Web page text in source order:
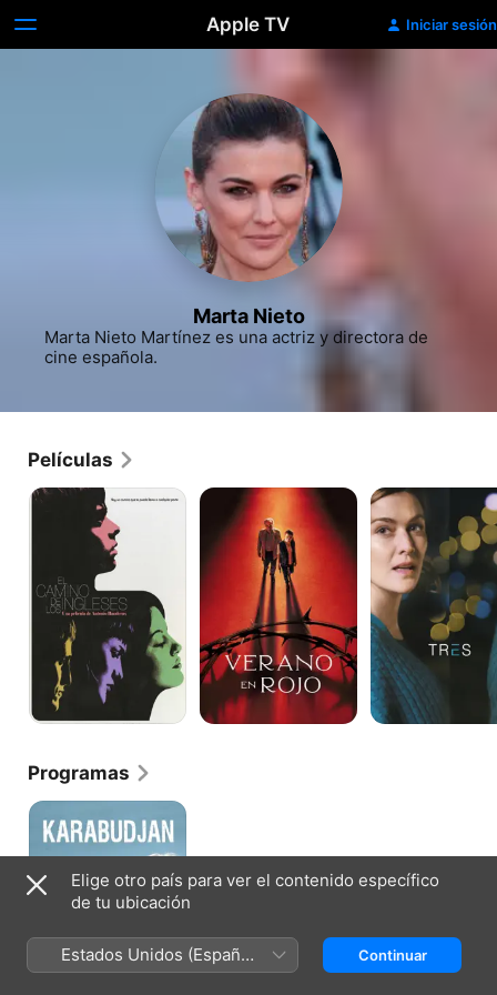
Apple TV Iniciar sesión
Marta Nieto
Marta Nieto Martínez es una actriz y directora de
cine española.
Películas
El
Verano
rojo
Tres
Programas
Karabudjan
Elige otro país para ver el contenido específico
de tu ubicación
Estados Unidos (Español
México)
Continuar